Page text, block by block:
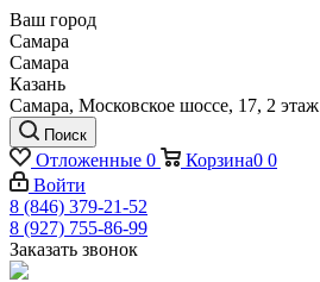
Ваш город
Самара
Самара
Казань
Самара, Московское шоссе, 17, 2 этаж
Поиск
Отложенные 0 Корзина0 0
Войти
8 (846) 379-21-52
8 (927) 755-86-99
Заказать звонок